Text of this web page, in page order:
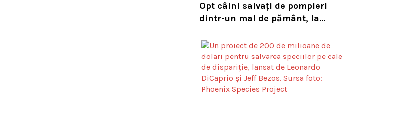
Opt câini salvați de pompieri
dintr-un mal de pământ, la
în timpul unor lucrări VIDEO